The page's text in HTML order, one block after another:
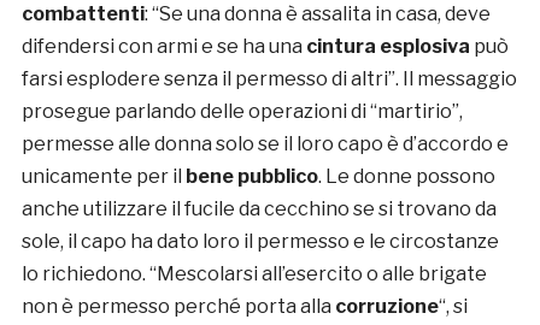
combattenti: “Se una donna è assalita in casa, deve
difendersi con armi e se ha una cintura esplosiva può
farsi esplodere senza il permesso di altri”. Il messaggio
prosegue parlando delle operazioni di “martirio”,
permesse alle donna solo se il loro capo è d’accordo e
unicamente per il bene pubblico. Le donne possono
anche utilizzare il fucile da cecchino se si trovano da
sole, il capo ha dato loro il permesso e le circostanze
lo richiedono. “Mescolarsi all’esercito o alle brigate
non è permesso perché porta alla corruzione“, si